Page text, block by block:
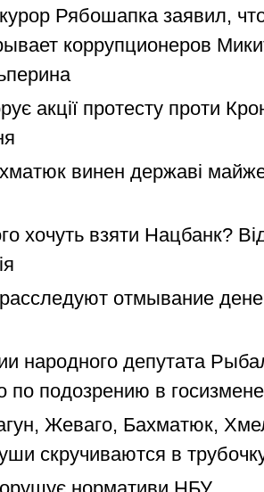
Рябошапка заявил,
коррупционеров
акції протесту проти
винен державі
хочуть взяти Нацбанк?
отмывание
народного депутата
по подозрению в госизмене
Жеваго, Бахматюк,
скручиваются в